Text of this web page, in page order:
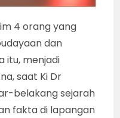
4 orang yang
dan
itu, menjadi
saat Ki Dr
belakang sejarah
fakta di lapangan